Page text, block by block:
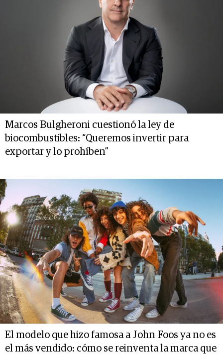
Marcos Bulgheroni cuestionó la ley de
biocombustibles: “Queremos invertir para
exportar y lo prohíben”
El modelo que hizo famosa a John Foos ya no es
el más vendido: cómo se reinventa la marca que